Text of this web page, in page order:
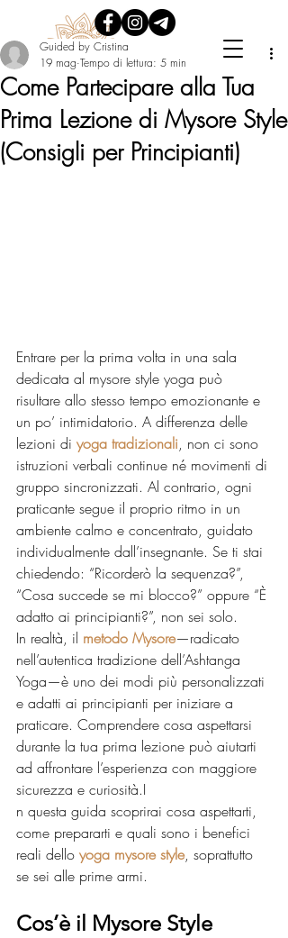
Come Partecipare alla Tua
Prima Lezione di Mysore Style
(Consigli per Principianti)
Guided by Cristina
19 mag Tempo di lettura: 5 min
Entrare per la prima volta in una sala
dedicata al mysore style yoga può
risultare allo stesso tempo emozionante e
un po’ intimidatorio. A differenza delle
lezioni di yoga tradizionali, non ci sono
istruzioni verbali continue né movimenti di
gruppo sincronizzati. Al contrario, ogni
praticante segue il proprio ritmo in un
ambiente calmo e concentrato, guidato
individualmente dall’insegnante. Se ti stai
chiedendo: “Ricorderò la sequenza?”,
“Cosa succede se mi blocco?” oppure “È
adatto ai principianti?”, non sei solo.
In realtà, il metodo Mysore—radicato
nell’autentica tradizione dell’Ashtanga
Yoga—è uno dei modi più personalizzati
e adatti ai principianti per iniziare a
praticare. Comprendere cosa aspettarsi
durante la tua prima lezione può aiutarti
ad affrontare l’esperienza con maggiore
sicurezza e curiosità.I
n questa guida scoprirai cosa aspettarti,
come prepararti e quali sono i benefici
reali dello yoga mysore style, soprattutto
se sei alle prime armi.
Cos’è il Mysore Style